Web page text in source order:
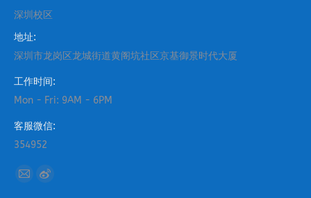
in
new
in
深圳校区
地址:
深圳市龙岗区龙城街道黄阁坑社区京基御景时代大厦
工作时间:
Mon - Fri: 9AM - 6PM
客服微信:
354952
找到我们：
MailWeibo